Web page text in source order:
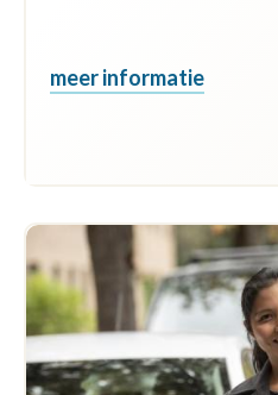
meer informatie